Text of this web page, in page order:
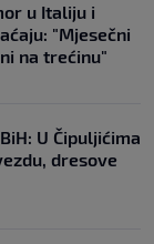
u Italiju i
"Mjesečni
na trećinu"
U Čipuljićima
dresove